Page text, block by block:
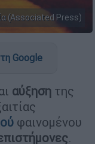
(Associated Press)
Google
αύξηση της
φαινομένου
.